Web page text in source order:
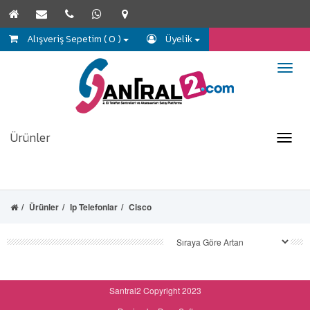
Alışveriş Sepetim ( 0 ) Üyelik
Ürünler
Ürünler Ip Telefonlar Cisco
Santral2 Copyright 2023